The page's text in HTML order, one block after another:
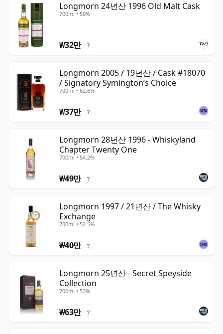
Longmorn 24년산 1996 Old Malt Cask
700ml • 50%
₩32만 ?
Longmorn 2005 / 19년산 / Cask #18070
/ Signatory Symington’s Choice
700ml • 62.6%
₩37만 ?
Longmorn 28년산 1996 - Whiskyland
Chapter Twenty One
700ml • 54.2%
₩49만 ?
Longmorn 1997 / 21년산 / The Whisky
Exchange
700ml • 52.5%
₩40만 ?
Longmorn 25년산 - Secret Speyside
Collection
700ml • 53%
₩63만 ?